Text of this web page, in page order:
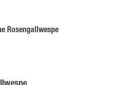
Rosengallwespe